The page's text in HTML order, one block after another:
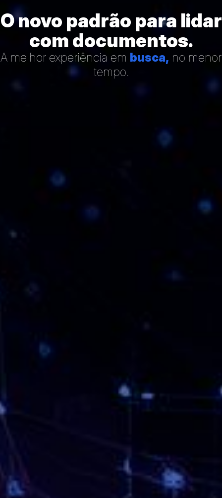
O novo padrão para lidar
com documentos.
A melhor experiência em busca, no menor
tempo.